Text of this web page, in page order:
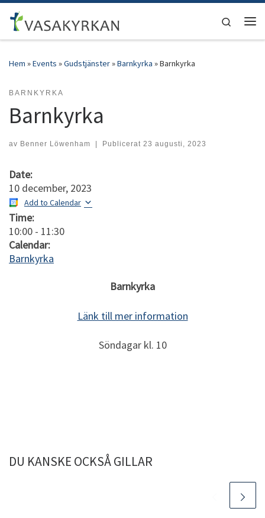
Hoppa till innehåll
Search
Hem »Events »Gudstjänster»Barnkyrka »Barnkyrka
BARNKYRKA
Barnkyrka
av Benner Löwenham | Publicerat 23 augusti, 2023
Date:
10 december, 2023
Add to Calendar
Time:
10:00 - 11:30
Calendar:
Barnkyrka
Barnkyrka
Länk till mer information
Söndagar kl. 10
DU KANSKE OCKSÅ GILLAR